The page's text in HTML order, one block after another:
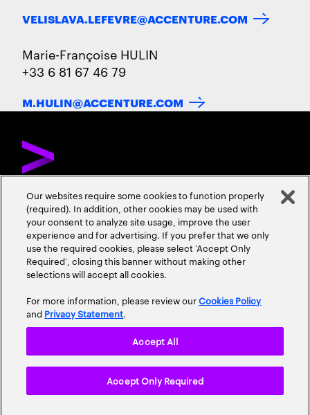
VELISLAVA.LEFEVRE@ACCENTURE.COM
Marie-Françoise HULIN
+33 6 81 67 46 79
M.HULIN@ACCENTURE.COM
DÉCOUVREZ ACCENTURENOUS CONTACTERCARRIÈRES
ADRESSES
Conditions d'Utilisation
Plan du Site
Our websites require some cookies to function properly
(required). In addition, other cookies may be used with
your consent to analyze site usage, improve the user
experience and for advertising. If you prefer that we only
use the required cookies, please select ‘Accept Only
Required’, closing this banner without making other
selections will accept all cookies.
For more information, please review ourCookies Policy
and Privacy Statement.
Accept Only Required
Accept All